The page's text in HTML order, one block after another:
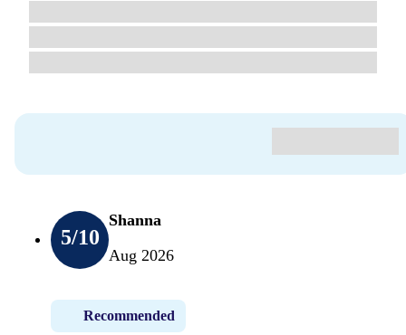
5/10
Shanna
Aug 2026
Recommended